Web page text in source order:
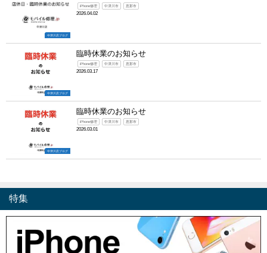
中津川店ブログ
iPhone修理 中津川市 恵那市
2026.04.02
中津川店ブログ
臨時休業のお知らせ
iPhone修理 中津川市 恵那市
2026.03.17
中津川店ブログ
臨時休業のお知らせ
iPhone修理 中津川市 恵那市
2026.03.01
特集